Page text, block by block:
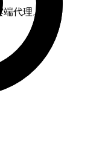
代理。